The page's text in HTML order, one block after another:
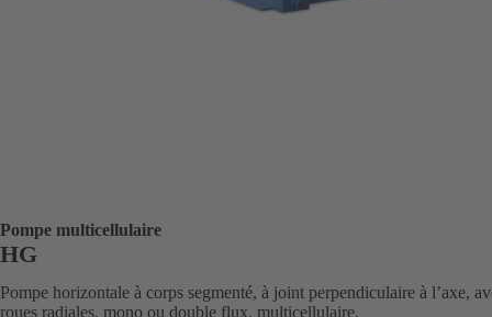
Pompe multicellulaire
HG
Pompe horizontale à corps segmenté, à joint perpendiculaire à l’axe,
roues radiales, mono ou double flux, multicellulaire.